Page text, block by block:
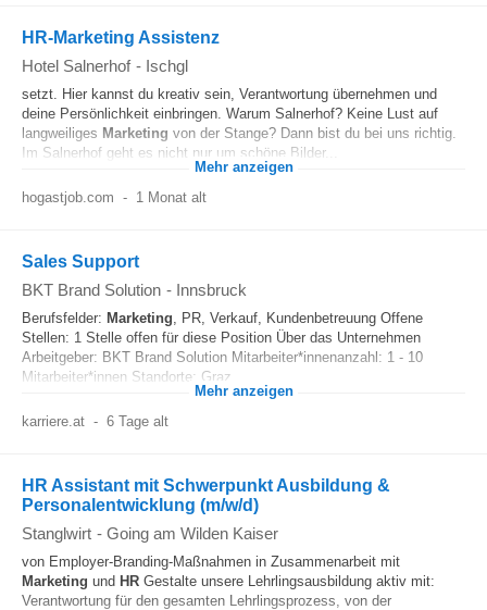
HR-Marketing Assistenz
Hotel Salnerhof - Ischgl
setzt. Hier kannst du kreativ sein, Verantwortung übernehmen und
deine Persönlichkeit einbringen. Warum Salnerhof? Keine Lust auf
langweiliges Marketing von der Stange? Dann bist du bei uns richtig.
Im Salnerhof geht es nicht nur um schöne Bilder...
Mehr anzeigen
hogastjob.com - 1 Monat alt
Sales Support
BKT Brand Solution - Innsbruck
Berufsfelder: Marketing, PR, Verkauf, Kundenbetreuung Offene
Stellen: 1 Stelle offen für diese Position Über das Unternehmen
Arbeitgeber: BKT Brand Solution Mitarbeiter*innenanzahl: 1 - 10
Mitarbeiter*innen Standorte: Graz...
Mehr anzeigen
karriere.at - 6 Tage alt
HR Assistant mit Schwerpunkt Ausbildung &
Personalentwicklung (m/w/d)
Stanglwirt - Going am Wilden Kaiser
von Employer-Branding-Maßnahmen in Zusammenarbeit mit
Marketing und HR Gestalte unsere Lehrlingsausbildung aktiv mit:
Verantwortung für den gesamten Lehrlingsprozess, von der